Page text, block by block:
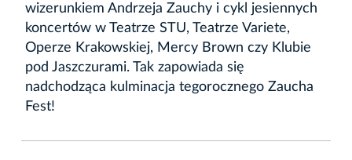
wizerunkiem Andrzeja Zauchy i cykl jesiennych
koncertów w Teatrze STU, Teatrze Variete,
Operze Krakowskiej, Mercy Brown czy Klubie
pod Jaszczurami. Tak zapowiada się
nadchodząca kulminacja tegorocznego Zaucha
Fest!